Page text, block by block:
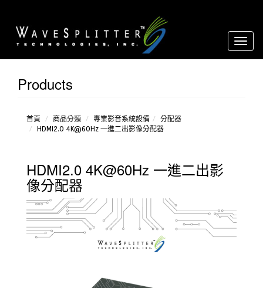
影像
延長
環境
Products
首頁 商品分類 專業影音系統設備
分配器
HDMI2.0 4K@60Hz 一進二出影像分配器
HDMI2.0 4K@60Hz 一進二出影
像分配器